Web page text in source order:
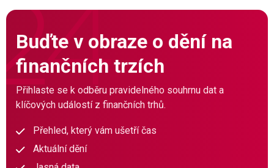
Buďte v obraze o dění na
finančních trzích
Přihlaste se k odběru pravidelného souhrnu dat a
klíčových událostí z finančních trhů.
Přehled, který vám ušetří čas
Aktuální dění